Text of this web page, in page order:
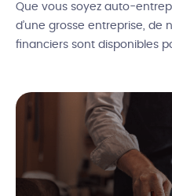
Que vous soyez auto-
d’une grosse entreprise, de
financiers sont disponibles
de performance. Alors,
Quelle différence entre